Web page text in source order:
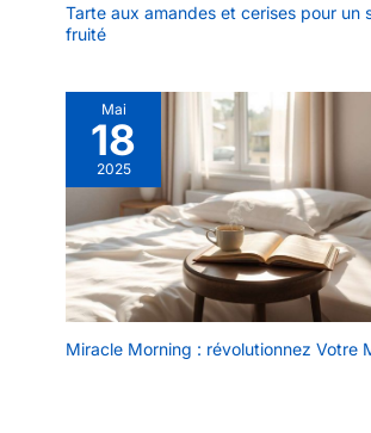
Tarte aux amandes et cerises pour un
fruité
Mai
18
2025
Miracle Morning : révolutionnez Votre